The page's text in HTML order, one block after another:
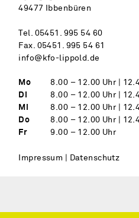
49477 Ibben­büren
Tel. 05451. 995 54 60
Fax. 05451. 995 54 61
info@kfo-lippold.de
Mo
8.00 – 12.00 Uhr |
Di
8.00 – 12.00 Uhr |
Mi
8.00 – 12.00 Uhr |
Do
8.00 – 12.00 Uhr |
Fr
9.00 – 12.00 Uhr
Impressum Datenschutz